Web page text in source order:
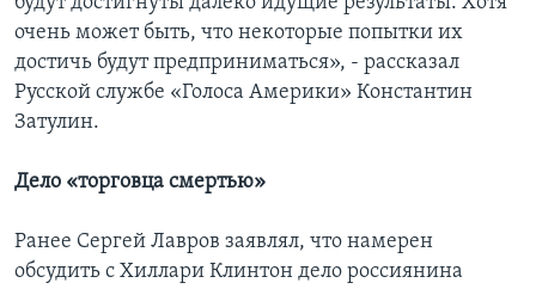
очень может быть, что некоторые попытки их
достичь будут предприниматься», - рассказал
Русской службе «Голоса Америки» Константин
Затулин.
Дело «торговца смертью»
Ранее Сергей Лавров заявлял, что намерен
обсудить с Хиллари Клинтон дело россиянина